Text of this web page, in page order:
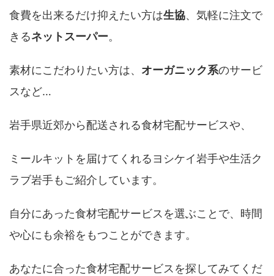
食費を出来るだけ抑えたい方は生協、気軽に注文で
きるネットスーパー。
素材にこだわりたい方は、 オーガニック系のサービ
スなど…
岩手県近郊から配送される食材宅配サービスや、
ミールキットを届けてくれるヨシケイ岩手や生活ク
ラブ岩手もご紹介しています。
自分にあった食材宅配サービスを選ぶことで、時間
や心にも余裕をもつことができます。
あなたに合った食材宅配サービスを探してみてくだ